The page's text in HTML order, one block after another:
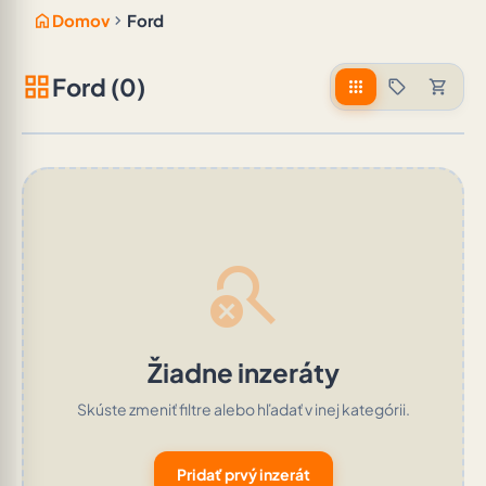
home Domov chevron_right Ford
grid_viewFord (0) apps sell shopping_cart
search_off
Žiadne inzeráty
Skúste zmeniť filtre alebo hľadať v inej kategórii.
Pridať prvý inzerát